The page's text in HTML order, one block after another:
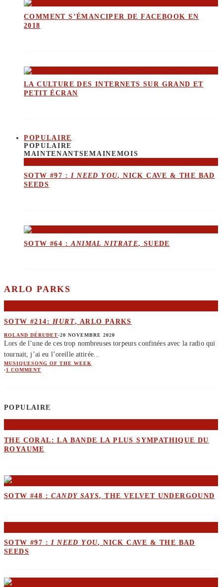
COMMENT S’ÉMANCIPER DE FACEBOOK EN
2018
LA CULTURE DES INTERNETS SUR GRAND ET
PETIT ÉCRAN
POPULAIRE
POPULAIRE
MAINTENANTSEMAINEMOIS
SOTW #97 :I NEED YOU, NICK CAVE & THE BAD
SEEDS
SOTW #64 :ANIMAL NITRATE, SUEDE
ARLO PARKS
SOTW #214: HURT, ARLO PARKS
ROLAND DÉRUDET·20 NOVEMBRE 2020
Lors de l’une de ces trop nombreuses torpeurs confinées avec la radio qui
tournait, j’ai eu l’oreille attirée...
MUSIQUESONG OF THE WEEK
·1 COMMENT
POPULAIRE
THE CORAL: LA BANDE LA PLUS SYMPATHIQUE DU
ROYAUME
SOTW #48 :CANDY SAYS, THE VELVET UNDERGOUND
SOTW #97 :I NEED YOU, NICK CAVE & THE BAD
SEEDS